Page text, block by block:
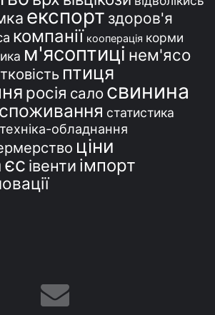
експорт здоров'я
компанії кооперація корми
м'ясоптиці нем'ясо
птиця
росія сало свинина
споживання статистика
техніка-обладнання
ціни
єс івенти імпорт